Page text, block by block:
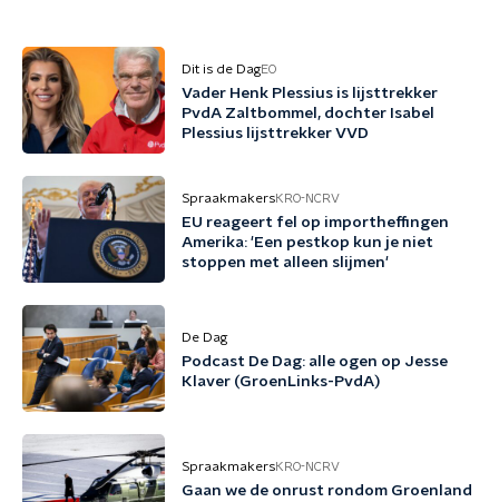
Dit is de DagEO
Vader Henk Plessius is lijsttrekker
PvdA Zaltbommel, dochter Isabel
Plessius lijsttrekker VVD
SpraakmakersKRO-NCRV
EU reageert fel op importheffingen
Amerika: 'Een pestkop kun je niet
stoppen met alleen slijmen'
De Dag
Podcast De Dag: alle ogen op Jesse
Klaver (GroenLinks-PvdA)
SpraakmakersKRO-NCRV
Gaan we de onrust rondom Groenland